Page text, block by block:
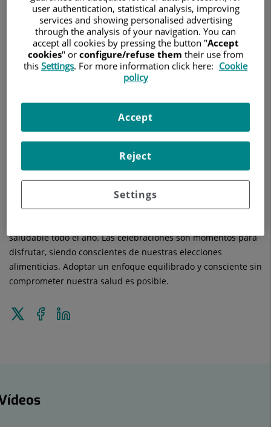
La doctora Susana Monereo Megías, del equipo de
Endocrinología y Nutrición del Hospital Ruber Internacional,
comparte consejos prácticos para disfrutar de las
celebraciones sin descuidar el bienestar, recordando que el
saludable todo el año. Las celebraciones son momentos para
disfrutar, siendo conscientes de nuestras elecciones
alimenticias. Adoptar un enfoque equilibrado y consciente sin
comprometer nuestra salud es posible.
Enviar
Compartir
en
user authentication, statistical analysis, improving
services and showing personalised advertising
through the analysis of your navigation. You can
accept all cookies by pressing the button "Accept
cookies" or configure/refuse them their use from
this Settings. For more information click here: Cookie
policy
Settings
Reject
Accept